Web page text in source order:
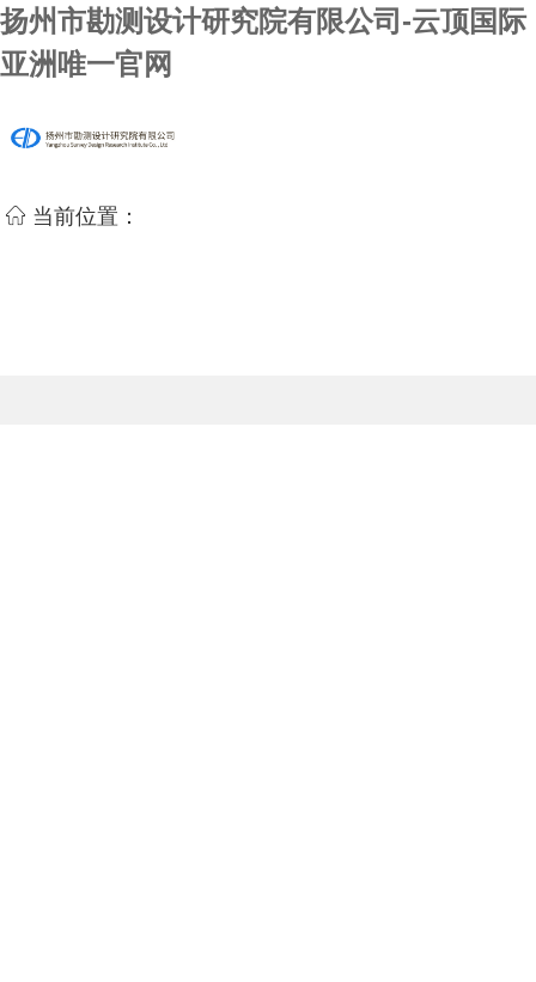
扬州市勘测设计研究院有限公司-云顶国际
亚洲唯一官网
当前位置：